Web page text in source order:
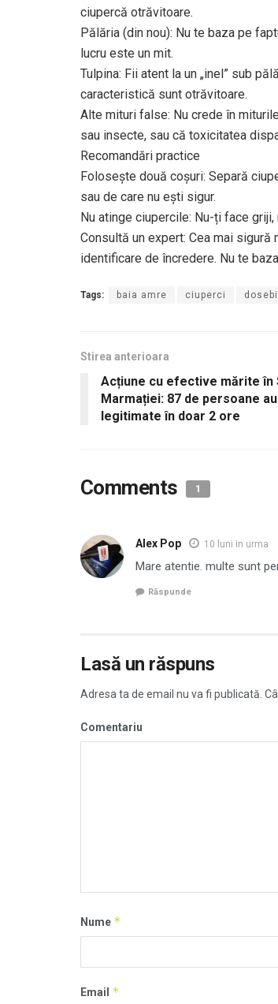
ciupercă otrăvitoare.
Pălăria (din nou): Nu te baza pe
lucru este un mit.
Tulpina: Fii atent la un „inel” sub
caracteristică sunt otrăvitoare.
Alte mituri false: Nu crede în
sau insecte, sau că toxicitatea
Recomandări practice
Folosește două coșuri: Separă
sau de care nu ești sigur.
Nu atinge ciupercile: Nu-ți face
Consultă un expert: Cea mai
identificare de încredere. Nu te
Tags: baia amre ciuperci
Stirea anterioara
Acțiune cu efective mărite în
Marmației: 87 de persoane
legitimate în doar 2 ore
Comments 1
Alex Pop 10 luni in urma
Mare atentie. multe sunt
Răspunde
Lasă un răspuns
Adresa ta de email nu va fi publicată.
Comentariu
Nume *
Email *